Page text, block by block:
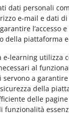
dati personali
e-mail e dati di
l’accesso
della piattaforma
e-learning utilizza
al
servono a
della
delle
funzionalità